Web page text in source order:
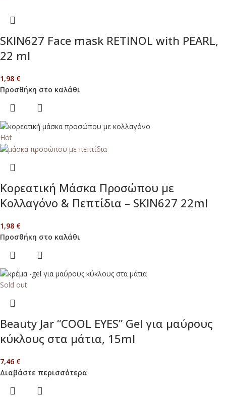
SKIN627 Face mask RETINOL with PEARL,
22 ml
1,98 €
Προσθήκη στο καλάθι
Hot
Κορεατική Μάσκα Προσώπου με
Κολλαγόνο & Πεπτίδια – SKIN627 22ml
1,98 €
Προσθήκη στο καλάθι
Sold out
Beauty Jar “COOL EYES” Gel για μαύρους
κύκλους στα μάτια, 15ml
7,46 €
Διαβάστε περισσότερα